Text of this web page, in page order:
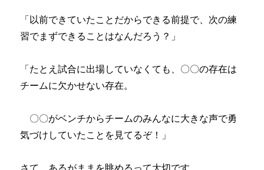
「以前できていたことだからできる前提で、次の練
習でまずできることはなんだろう？」
「たとえ試合に出場していなくても、〇〇の存在は
チームに欠かせない存在。
〇〇がベンチからチームのみんなに大きな声で勇
気づけしていたことを見てるぞ！」
さて、あるがままを眺めるって大切です。